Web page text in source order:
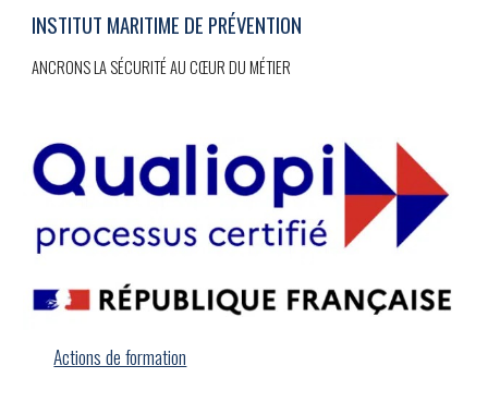
INSTITUT MARITIME DE PRÉVENTION
ANCRONS LA SÉCURITÉ AU CŒUR DU MÉTIER
Actions de formation